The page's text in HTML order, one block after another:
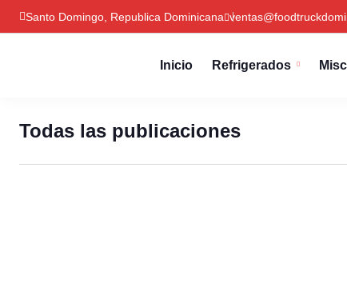
Santo Domingo, Republica Dominicana
Inicio Refrigerados
Todas las publicaciones